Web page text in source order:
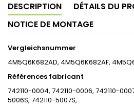
DESCRIPTION
DÉTAILS DU
NOTICE DE MONTAGE
Vergleichsnummer
4M5Q6K682AD, 4M5Q6K682AF,
Références fabricant
742110-0004, 742110-0006, 742110-
5006S, 742110-5007S,